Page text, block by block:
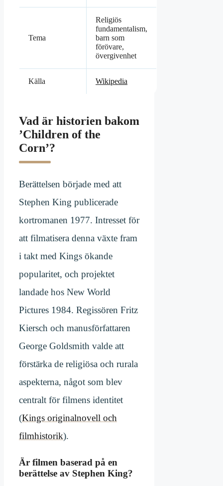
Tema
Religiös
fundamentalism,
barn som
förövare,
övergivenhet
Källa Wikipedia
Vad är historien bakom
’Children of the
Corn’?
Berättelsen började med att
Stephen King publicerade
kortromanen 1977. Intresset för
att filmatisera denna växte fram
i takt med Kings ökande
popularitet, och projektet
landade hos New World
Pictures 1984. Regissören Fritz
Kiersch och manusförfattaren
George Goldsmith valde att
förstärka de religiösa och rurala
aspekterna, något som blev
centralt för filmens identitet
(Kings originalnovell och
filmhistorik).
Är filmen baserad på en
berättelse av Stephen King?